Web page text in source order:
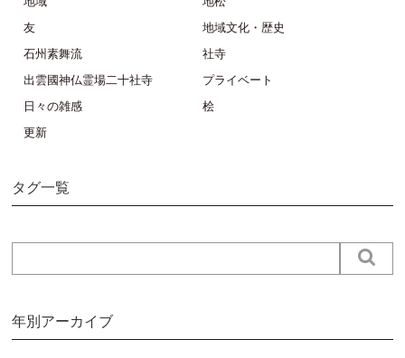
友
地域文化・歴史
石州素舞流
社寺
出雲國神仏霊場二十社寺
プライベート
日々の雑感
桧
更新
タグ一覧
年別アーカイブ